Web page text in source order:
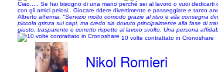
Ciao..... Se hai bisogno di una mano perché sei al lavoro o vuoi
con gli amici pelosi.. Giocare ridere divertimento e passeggiate e tanto
Alberto afferma: "Servizio molto comodo grazie al ritiro e alla consegna
piccola grinza sui capi, ma credo sia dovuto principalmente alla fase di
giusto, trasparente e corretto rispetto al lavoro svolto. Una persona
10 volte contrattato in Cronoshare
Nikol Romieri